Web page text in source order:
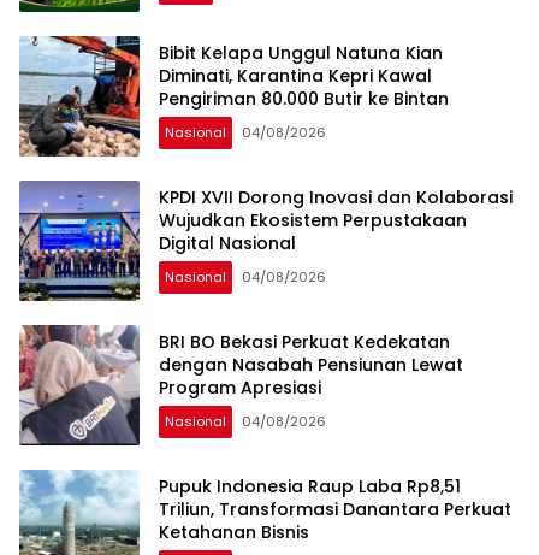
Bibit Kelapa Unggul Natuna Kian
Diminati, Karantina Kepri Kawal
Pengiriman 80.000 Butir ke Bintan
Nasional 04/08/2026
KPDI XVII Dorong Inovasi dan Kolaborasi
Wujudkan Ekosistem Perpustakaan
Digital Nasional
Nasional 04/08/2026
BRI BO Bekasi Perkuat Kedekatan
dengan Nasabah Pensiunan Lewat
Program Apresiasi
Nasional 04/08/2026
Pupuk Indonesia Raup Laba Rp8,51
Triliun, Transformasi Danantara Perkuat
Ketahanan Bisnis